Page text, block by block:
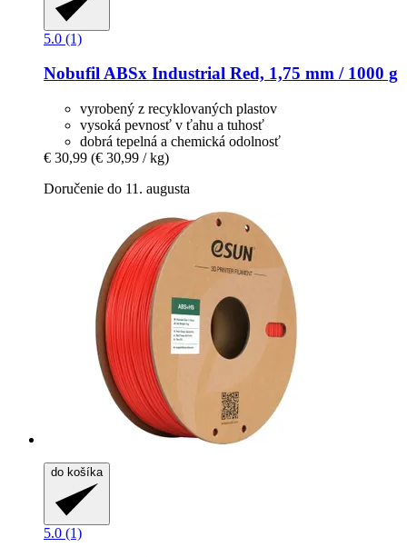
5.0 (1)
NobufilABSx Industrial Red, 1,75 mm / 1000 g
vyrobený z recyklovaných plastov
vysoká pevnosť v ťahu a tuhosť
dobrá tepelná a chemická odolnosť
€ 30,99 (€ 30,99 / kg)
Doručenie do 11. augusta
do košíka
5.0 (1)